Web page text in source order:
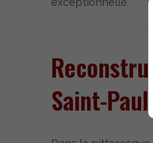
Saint-Paul